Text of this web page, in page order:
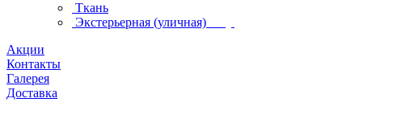
Ткань
Экстерьерная (уличная)
Акции
Контакты
Галерея
Доставка